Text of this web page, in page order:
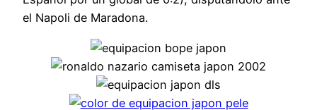
el Napoli de Maradona.